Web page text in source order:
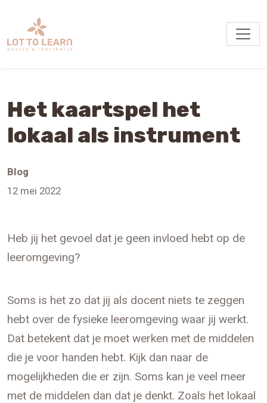
Het kaartspel het
lokaal als instrument
Blog
12 mei 2022
Heb jij het gevoel dat je geen invloed hebt op de
leeromgeving?
Soms is het zo dat jij als docent niets te zeggen
hebt over de fysieke leeromgeving waar jij werkt.
Dat betekent dat je moet werken met de middelen
die je voor handen hebt. Kijk dan naar de
mogelijkheden die er zijn. Soms kan je veel meer
met de middelen dan dat je denkt. Zoals het lokaal